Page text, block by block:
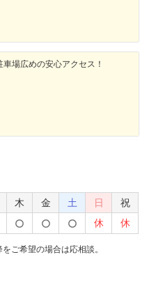
場広めの安心アクセス！
木 金 土 日
祝
休 休
ご希望の場合は応相談。